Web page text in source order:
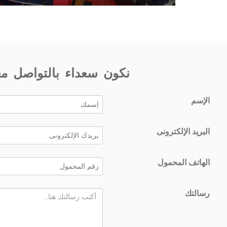
نكون سعداء بالتواصل
الإسم
البريد الإلكترونى
الهاتف المحمول
رسالتك